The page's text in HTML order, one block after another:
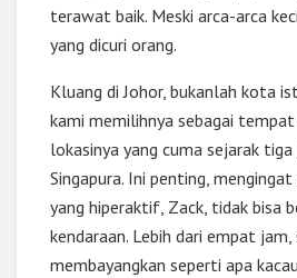
terawat baik. Meski arca-arca
yang dicuri orang.
Kluang di Johor, bukanlah kota
kami memilihnya sebagai
lokasinya yang cuma sejarak
Singapura. Ini penting,
yang hiperaktif, Zack, tidak bisa
kendaraan. Lebih dari empat
membayangkan seperti apa